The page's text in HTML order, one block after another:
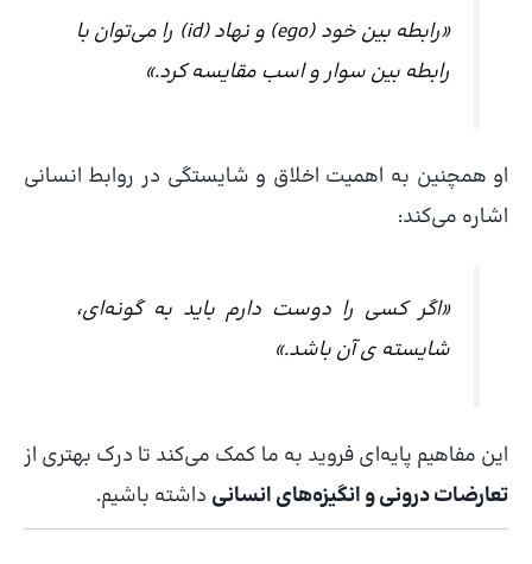
«رابطه بین خود (ego) و نهاد (id) را می‌توان با
رابطه بین سوار و اسب مقایسه کرد.»
او همچنین به اهمیت اخلاق و شایستگی در روابط انسانی
اشاره می‌کند:
«اگر کسی را دوست دارم باید به گونه‌ای،
شایسته ی آن باشد.»
این مفاهیم پایه‌ای فروید به ما کمک می‌کند تا درک بهتری از
تعارضات درونی و انگیزه‌های انسانی داشته باشیم.